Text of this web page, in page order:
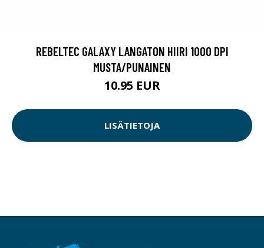
REBELTEC GALAXY LANGATON HIIRI 1000 DPI
MUSTA/PUNAINEN
10.95 EUR
LISÄTIETOJA